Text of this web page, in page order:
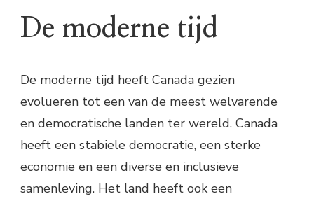
De moderne tijd
De moderne tijd heeft Canada gezien
evolueren tot een van de meest welvarende
en democratische landen ter wereld. Canada
heeft een stabiele democratie, een sterke
economie en een diverse en inclusieve
samenleving. Het land heeft ook een